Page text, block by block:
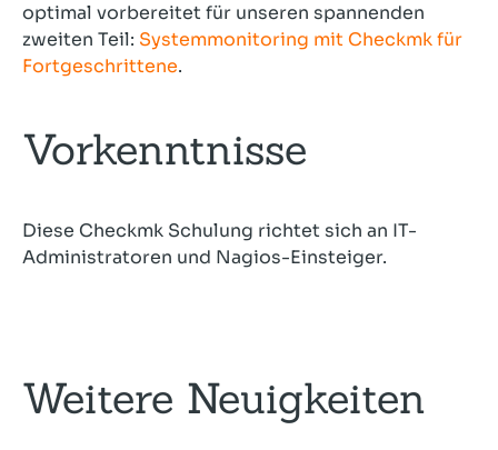
optimal vorbereitet für unseren spannenden
zweiten Teil: Systemmonitoring mit Checkmk für
Fortgeschrittene.
Vorkenntnisse
Diese Checkmk Schulung richtet sich an IT-
Administratoren und Nagios-Einsteiger.
Weitere Neuigkeiten